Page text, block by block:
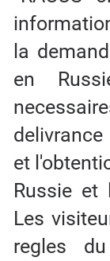
la
en
et
Russie et
Les
regles